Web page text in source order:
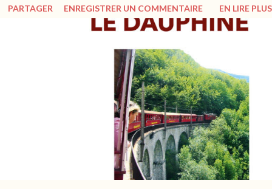
femme blonde dans l’avion Paris-Hong Kong… https://www.cohen-
cohen.fr Juliette Belfiore - "Hacking à Hong Kong" : Un récit explosif
Mon avis Ancien flic à la PJ, Martin Cassard entreprend sa première
mission pour le compte de l'OCBC. Novice dans le milieu de l'art et de la
cryptologie, il ignore encore où tout cela va le mener. Et si dans l'avion
qui l'emporte à Hong Kong, ses hormones s'en mêlent, l'enquête promet
d'être mouvementée... L'auteure nous embarque à toute vitesse dans
un récit trépidant. Le rythme est soutenu, et les dialogues très
présents nous tiennent en alerte à chaque instant. On se se...
PARTAGER ENREGISTRER UN COMMENTAIRE EN LIRE PLUS